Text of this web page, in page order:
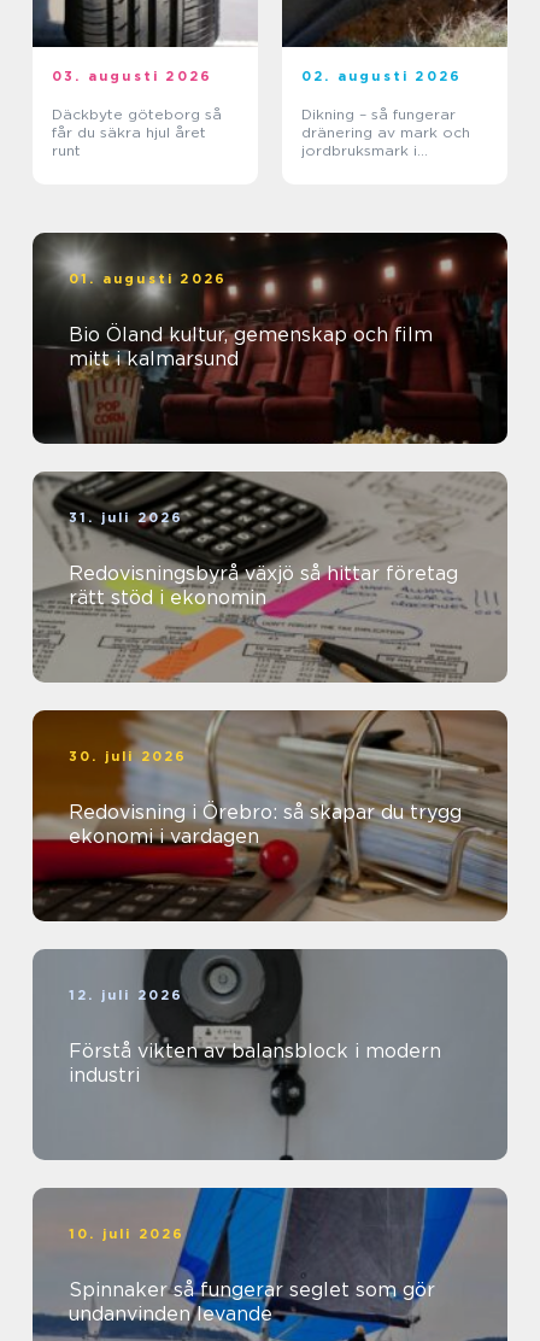
03. augusti 2026
Däckbyte göteborg så
får du säkra hjul året
runt
02. augusti 2026
Dikning – så fungerar
dränering av mark och
jordbruksmark i
01. augusti 2026
Bio Öland kultur, gemenskap och film
mitt i kalmarsund
31. juli 2026
Redovisningsbyrå växjö så hittar företag
rätt stöd i ekonomin
30. juli 2026
Redovisning i Örebro: så skapar du trygg
ekonomi i vardagen
12. juli 2026
Förstå vikten av balansblock i modern
industri
10. juli 2026
Spinnaker så fungerar seglet som gör
undanvinden levande